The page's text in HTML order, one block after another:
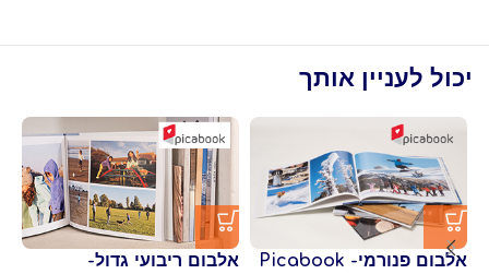
יכול לעניין אותך
אלבום פנורמי- Picabook
אלבום ריבועי גדול-